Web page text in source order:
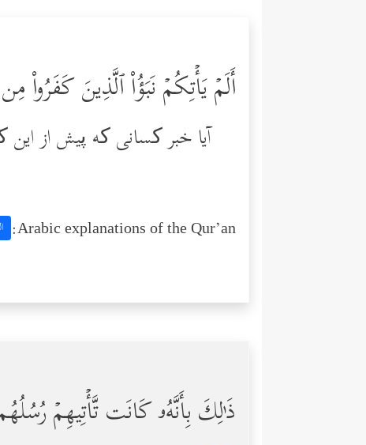
أَلَمۡ یَأۡتِكُمۡ نَبَؤُاْ ٱلَّذِینَ كَفَرُواْ
آیا خبر کسانی‌ که پیش از
Arabic explanations of the Qur’an:
ذَ ٰ⁠لِكَ بِأَنَّهُۥ كَانَت تَّأۡتِیهِمۡ